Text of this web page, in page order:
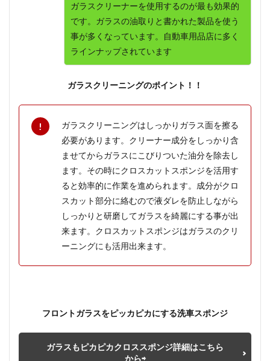
ガラスクリーナーを使用するのが最も効果的
です。ガラスの油取りと書かれた製品を使う
事が多くなっています。自動車用品店に多く
ラインナップされています
ガラスクリーニングのポイント！！
ガラスクリーニングはしっかりガラス面を擦る
必要があります。クリーナー成分をしっかり含
ませてからガラスにこびりついた油分を除去し
ます。その時にクロスカットスポンジを活用す
ると効率的に作業を進められます。成分がクロ
スカット部分に絡むので液ダレを防止しながら
しっかりと研磨してガラスを綺麗にする事が出
来ます。クロスカットスポンジはガラスのクリ
ーニングにも活用出来ます。
フロントガラスをピッカピカにする洗車スポンジ
ガラスもピカピカクロススポンジ詳細はこちら
から⇨